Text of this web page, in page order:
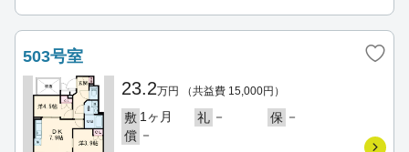
503号室
23.2万円 （共益費 15,000円）
敷 1ヶ月 礼 － 保 －
償 －